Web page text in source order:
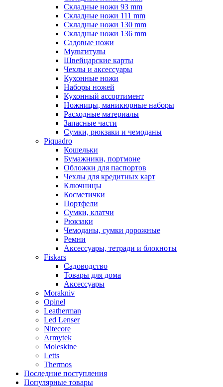
Складные ножи 93 mm
Складные ножи 111 mm
Складные ножи 130 mm
Складные ножи 136 mm
Садовые ножи
Мультитулы
Швейцарские карты
Чехлы и аксессуары
Кухонные ножи
Наборы ножей
Кухонный ассортимент
Ножницы, маникюрные наборы
Расходные материалы
Запасные части
Сумки, рюкзаки и чемоданы
Piquadro
Кошельки
Бумажники, портмоне
Обложки для паспортов
Чехлы для кредитных карт
Ключницы
Косметички
Портфели
Сумки, клатчи
Рюкзаки
Чемоданы, сумки дорожные
Ремни
Аксессуары, тетради и блокноты
Fiskars
Садоводство
Товары для дома
Аксессуары
Morakniv
Opinel
Leatherman
Led Lenser
Nitecore
Armytek
Moleskine
Letts
Thermos
Последние поступления
Популярные товары